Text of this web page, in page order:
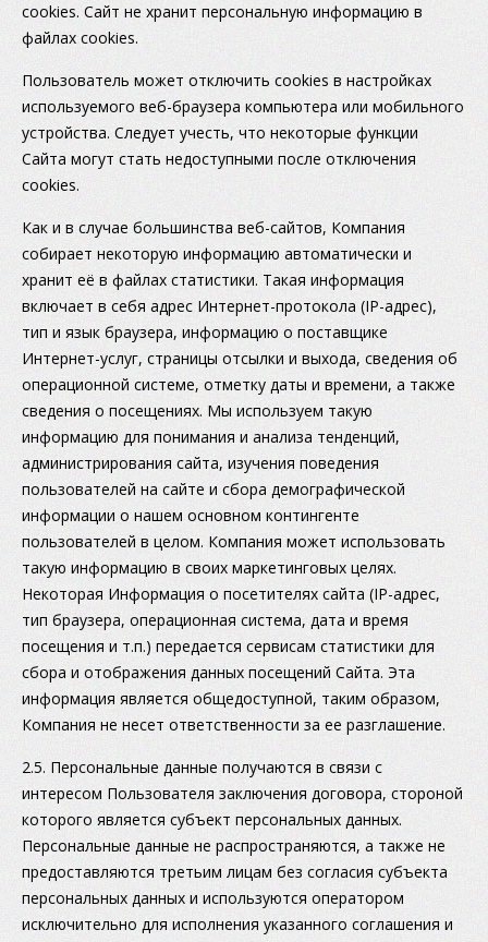
cookies. Сайт не хранит персональную информацию в
файлах cookies.
Пользователь может отключить cookies в настройках
используемого веб-браузера компьютера или мобильного
устройства. Следует учесть, что некоторые функции
Сайта могут стать недоступными после отключения
cookies.
Как и в случае большинства веб-сайтов, Компания
собирает некоторую информацию автоматически и
хранит её в файлах статистики. Такая информация
включает в себя адрес Интернет-протокола (IP-адрес),
тип и язык браузера, информацию о поставщике
Интернет-услуг, страницы отсылки и выхода, сведения об
операционной системе, отметку даты и времени, а также
сведения о посещениях. Мы используем такую
информацию для понимания и анализа тенденций,
администрирования сайта, изучения поведения
пользователей на сайте и сбора демографической
информации о нашем основном контингенте
пользователей в целом. Компания может использовать
такую информацию в своих маркетинговых целях.
Некоторая Информация о посетителях сайта (IP-адрес,
тип браузера, операционная система, дата и время
посещения и т.п.) передается сервисам статистики для
сбора и отображения данных посещений Сайта. Эта
информация является общедоступной, таким образом,
Компания не несет ответственности за ее разглашение.
2.5. Персональные данные получаются в связи с
интересом Пользователя заключения договора, стороной
которого является субъект персональных данных.
Персональные данные не распространяются, а также не
предоставляются третьим лицам без согласия субъекта
персональных данных и используются оператором
исключительно для исполнения указанного соглашения и